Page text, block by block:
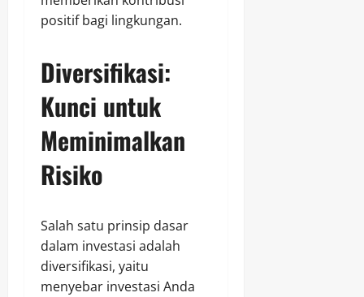
positif bagi lingkungan.
Diversifikasi:
Kunci untuk
Meminimalkan
Risiko
Salah satu prinsip dasar
dalam investasi adalah
diversifikasi, yaitu
menyebar investasi Anda